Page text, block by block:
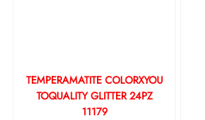
TEMPERAMATITE COLORXYOU
TOQUALITY GLITTER 24PZ
11179